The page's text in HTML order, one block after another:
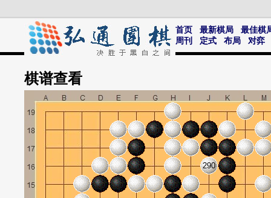
首页 最新棋局
最佳棋
周刊
定式 布局 对弈
棋谱查看
290